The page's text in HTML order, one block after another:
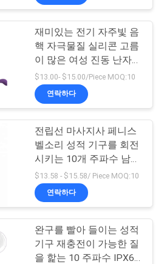
동자 성적 기
22
동자 성적 기
10
재미있는 전기 자주빛 음
핵 자극물질 실리콘 고름
이 많은 여성 진동 난자
성적 기구
$13.00- $15.00/Piece MOQ:10
연락하다
전립선 마사지사 페니스
벨소리 성적 기구를 회전
시키는 10개 주파수 남자
항문 플러그
$13.58 - $15.58/ Piece MOQ:10
연락하다
완구를 빨아 들이는 성적
기구 재충전이 가능한 질
을 핥는 10 주파수 IPX6